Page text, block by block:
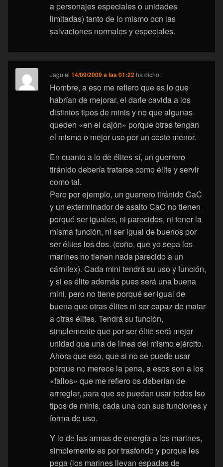
a personajes especiales o unidades
limitadas) tanto de lo mismo ocn las
salvaciones normales y especiales.
Jagu el14/09/2009 a las 01:22 ha dicho:
Hombre, a eso me refiero que es lo que
habrían de mejorar, el darle cavida a los
distintos tipos de minis y no que algunas
queden «en el cajón» porque otras tengan
el mismo o mejor uso por un coste menor.
En cuanto a lo de élites sí, un guerrero
tiránido debería tratarse como élite y servir
como tal.
Pero por ejemplo, un guerrero tiránido CaC
y un exterminador de asalto CaC no tienen
porqué ser iguales, ni parecidos, ni tener la
misma función, ni ser igual de buenos por
ser élites los dos. (coño, que yo sepa los
marines no tienen nada parecido a un
cárnifex). Cada mini tendrá su uso y función,
y si es élite además pues será una buena
mini, pero no tiene porqué ser igual de
buena que otras élites ni ser capaz de matar
a otras élites. Tendrá su función,
simplemente que por ser élite será mejor
unidad que una de línea del mismo ejército.
Ahora que eso, que si no se puede usar
porque no merece la pena, a esos son a los
«fallos» que me refiero os deberían de
arrreglar, para que se puedan usar todos lso
tipos de minis, cada una con sus funciones y
forma de uso.
Y lo de las armas de energía a los marines,
simplemente es por trasfondo y porque les
pega (los marines llevan espadas de